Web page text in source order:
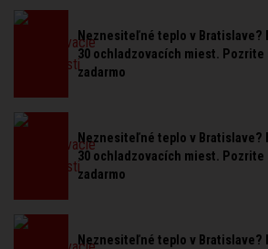
Neznesiteľné teplo v Bratislave?
30 ochladzovacích miest. Pozrite
zadarmo
Neznesiteľné teplo v Bratislave?
30 ochladzovacích miest. Pozrite
zadarmo
Neznesiteľné teplo v Bratislave?